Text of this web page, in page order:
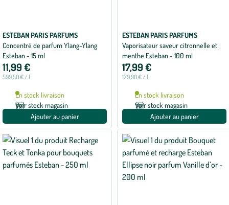
ESTEBAN PARIS PARFUMS
Concentré de parfum Ylang-Ylang
Esteban - 15 ml
11,99 €
599,50 € / l
En stock livraison
Voir stock magasin
Ajouter au panier
ESTEBAN PARIS PARFUMS
Vaporisateur saveur citronnelle et
menthe Esteban - 100 ml
17,99 €
179,90 € / l
En stock livraison
Voir stock magasin
Ajouter au panier